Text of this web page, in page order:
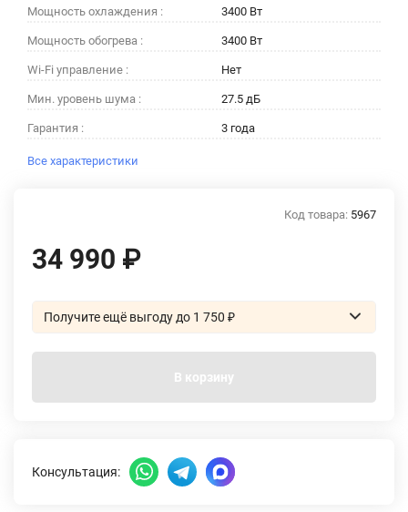
Мощность охлаждения : 3400 Вт
Мощность обогрева : 3400 Вт
Wi-Fi управление : Нет
Мин. уровень шума : 27.5 дБ
Гарантия : 3 года
Все характеристики
Код товара: 5967
34 990 ₽
Получите ещё выгоду до 1 750 ₽
В корзину
Консультация: